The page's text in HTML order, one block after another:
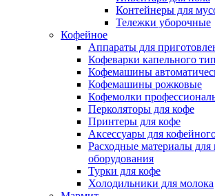
Контейнеры для
Тележки уборочные
Кофейное
Аппараты для
Кофеварки капельного
Кофемашины
Кофемашины рожковые
Кофемолки
Перколяторы для кофе
Принтеры для кофе
Аксессуары для
Расходные материалы для
оборудования
Турки для кофе
Холодильники для молока